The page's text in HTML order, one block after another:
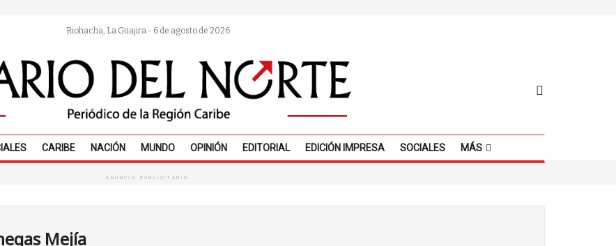
Riohacha, La Guajira - 6 de agosto de 2026
CARIBE NACIÓN MUNDO OPINIÓN EDITORIAL EDICIÓN IMPRESA SOCIALES MÁS
ANUNCIO PUBLICITARIO
Mejía